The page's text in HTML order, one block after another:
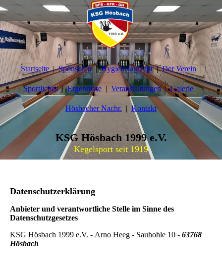
Startseite Sponsoren Hygienekonzept Der Verein
Sportliches Ergebnisse Veranstaltungen Galerie
Hösbacher Nachr. Kontakt
KSG Hösbach 1999 e.V.
Kegelsport seit 1919
Datenschutzerklärung
Anbieter und verantwortliche Stelle im Sinne des
Datenschutzgesetzes
KSG Hösbach 1999 e.V. - Arno Heeg - Sauhohle 10 - 63768
Hösbach